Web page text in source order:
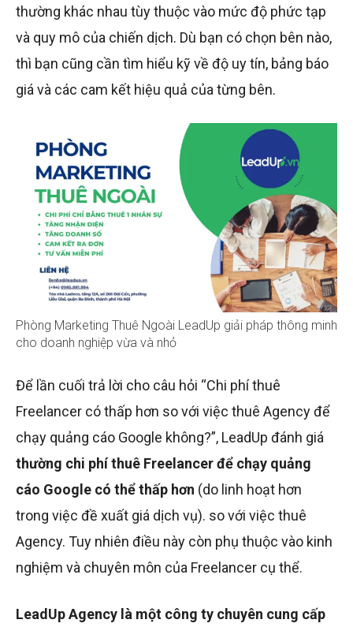
thường khác nhau tùy thuộc vào mức độ phức tạp
và quy mô của chiến dịch. Dù bạn có chọn bên nào,
thì bạn cũng cần tìm hiểu kỹ về độ uy tín, bảng báo
giá và các cam kết hiệu quả của từng bên.
Phòng Marketing Thuê Ngoài LeadUp giải pháp thông minh
cho doanh nghiệp vừa và nhỏ
Để lần cuối trả lời cho câu hỏi “Chi phí thuê
Freelancer có thấp hơn so với việc thuê Agency để
chạy quảng cáo Google không?”, LeadUp đánh giá
thường chi phí thuê Freelancer để chạy quảng
cáo Google có thể thấp hơn (do linh hoạt hơn
trong việc đề xuất giá dịch vụ). so với việc thuê
Agency. Tuy nhiên điều này còn phụ thuộc vào kinh
nghiệm và chuyên môn của Freelancer cụ thể.
LeadUp Agency là một công ty chuyên cung cấp